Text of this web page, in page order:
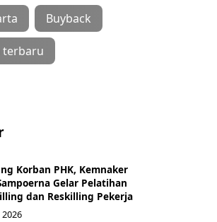
Buyback
terbaru
Korban PHK, Kemnaker
Gelar Pelatihan
dan Reskilling Pekerja
2026